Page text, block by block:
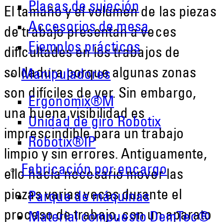
Placas de sujeción
Accesorios de mesa
Ejemplos prácticos
Manipuladores
Ergonomix®M
Unidad de giro Robotix
Robotix®IP
Fabricación por encargo
Parque de máquinas
Material compuesto DemTec®
El tamaño y el volumen de las piezas
de trabajo presentan a veces
dificultades en los trabajos de
soldadura porque algunas zonas
son difíciles de ver. Sin embargo,
una buena visibilidad es
imprescindible para un trabajo
limpio y sin errores. Antiguamente,
ello hacía necesario mover las
piezas varias veces durante el
proceso de trabajo, con un aparato